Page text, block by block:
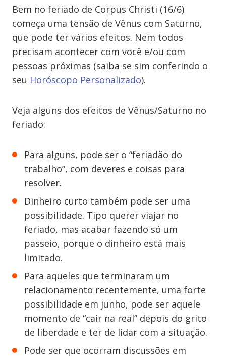
Bem no feriado de Corpus Christi (16/6)
começa uma tensão de Vênus com Saturno,
que pode ter vários efeitos. Nem todos
precisam acontecer com você e/ou com
pessoas próximas (saiba se sim conferindo o
seu Horóscopo Personalizado).
Veja alguns dos efeitos de Vênus/Saturno no
feriado:
Para alguns, pode ser o “feriadão do
trabalho”, com deveres e coisas para
resolver.
Dinheiro curto também pode ser uma
possibilidade. Tipo querer viajar no
feriado, mas acabar fazendo só um
passeio, porque o dinheiro está mais
limitado.
Para aqueles que terminaram um
relacionamento recentemente, uma forte
possibilidade em junho, pode ser aquele
momento de “cair na real” depois do grito
de liberdade e ter de lidar com a situação.
Pode ser que ocorram discussões em